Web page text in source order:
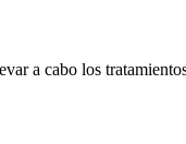
a cabo los